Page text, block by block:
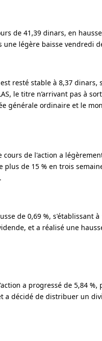
de 41,39 dinars, en
légère baisse vendredi
resté stable à 8,37
le titre n’arrivant pas à
générale ordinaire et le
cours de l'action a
de 15 % en trois
de 0,69 %, s'établissant
et a réalisé une
a progressé de 5,84 %,
a décidé de distribuer un